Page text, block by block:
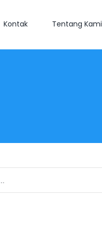
Kontak Tentang Kami